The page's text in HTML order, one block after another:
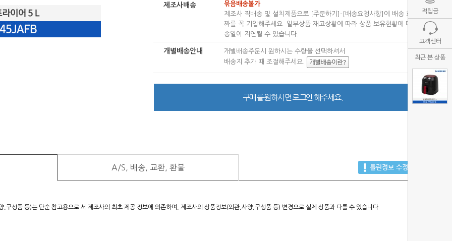
적립금
고객센터
최근 본 상품
제조사배송
묶음배송불가
제조사 직배송 및 설치제품으로 [주문하기]-[배송요청사항]에 배송 희망날
짜를 꼭 기입해주세요. 일부상품 재고상황에 따라 상품 보유현황에 따라 배
송일이 지연될 수 있습니다.
개별배송안내
개별배송주문시 원하시는 수량을 선택하셔서
배송지 추가 때 조절해주세요.
구매를 원하시면 로그인 해주세요.
A/S, 배송, 교환, 환불